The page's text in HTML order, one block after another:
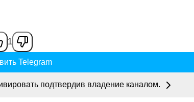
1
Telegram
подтвердив владение каналом.